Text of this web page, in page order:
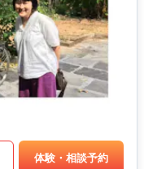
体験・相談予約